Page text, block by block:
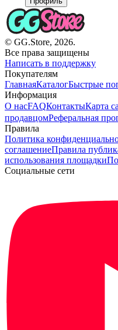
© GG.Store, 2026.
Все права защищены
Написать в поддержку
Покупателям
ГлавнаяКаталогБыстрые
Информация
О насFAQКонтактыКарта
продавцомРеферальная
Правила
Политика
соглашениеПравила
использования площадки
Социальные сети